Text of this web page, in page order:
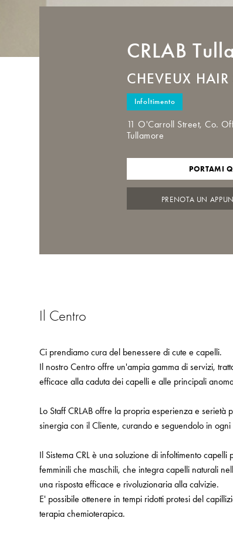
CRLAB
CHEVEUX
Infoltimento
11 O'Carroll Street, Co.
Tullamore
PORTAMI
PRENOTA UN
Il Centro
Ci prendiamo cura del benessere di cute e capelli.
Il nostro Centro offre un'ampia gamma di servizi,
efficace alla caduta dei capelli e alle principali
Lo Staff CRLAB offre la propria esperienza e
sinergia con il Cliente, curando e seguendolo in ogni
Il Sistema CRL è una soluzione di infoltimento
femminili che maschili, che integra capelli naturali
una risposta efficace e rivoluzionaria alla calvizie.
E' possibile ottenere in tempi ridotti protesi del
terapia chemioterapica.